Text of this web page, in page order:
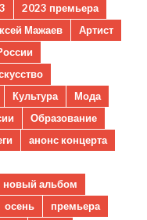
2023 премьера
Мажаев
Артист
Культура
Мода
Образование
анонс концерта
новый альбом
осень
премьера